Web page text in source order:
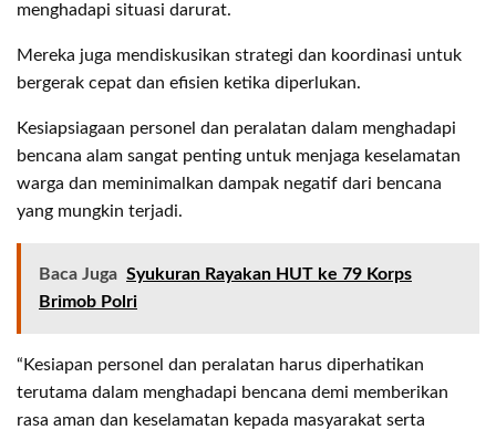
menghadapi situasi darurat.
Mereka juga mendiskusikan strategi dan koordinasi untuk
bergerak cepat dan efisien ketika diperlukan.
Kesiapsiagaan personel dan peralatan dalam menghadapi
bencana alam sangat penting untuk menjaga keselamatan
warga dan meminimalkan dampak negatif dari bencana
yang mungkin terjadi.
Baca Juga Syukuran Rayakan HUT ke 79 Korps
Brimob Polri
“Kesiapan personel dan peralatan harus diperhatikan
terutama dalam menghadapi bencana demi memberikan
rasa aman dan keselamatan kepada masyarakat serta